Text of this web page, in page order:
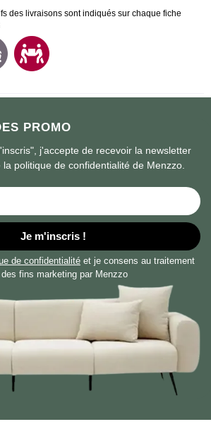
PROMO
j'accepte de recevoir la newsletter
politique de confidentialité de Menzzo.
:
Je m'inscris !
de confidentialité et je consens au traitement
fins marketing par Menzzo
des livraisons sont indiqués sur chaque fiche